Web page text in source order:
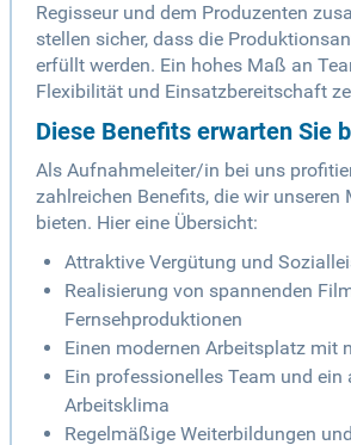
Regisseur und dem Produzenten
stellen sicher, dass die
erfüllt werden. Ein hohes Maß an
Flexibilität und Einsatzbereitschaft
Diese Benefits erwarten Sie
Als Aufnahmeleiter/in bei uns
zahlreichen Benefits, die wir unseren
bieten. Hier eine Übersicht:
Attraktive Vergütung und
Realisierung von spannenden
Fernsehproduktionen
Einen modernen Arbeitsplatz mit
Ein professionelles Team und ein
Arbeitsklima
Regelmäßige Weiterbildungen